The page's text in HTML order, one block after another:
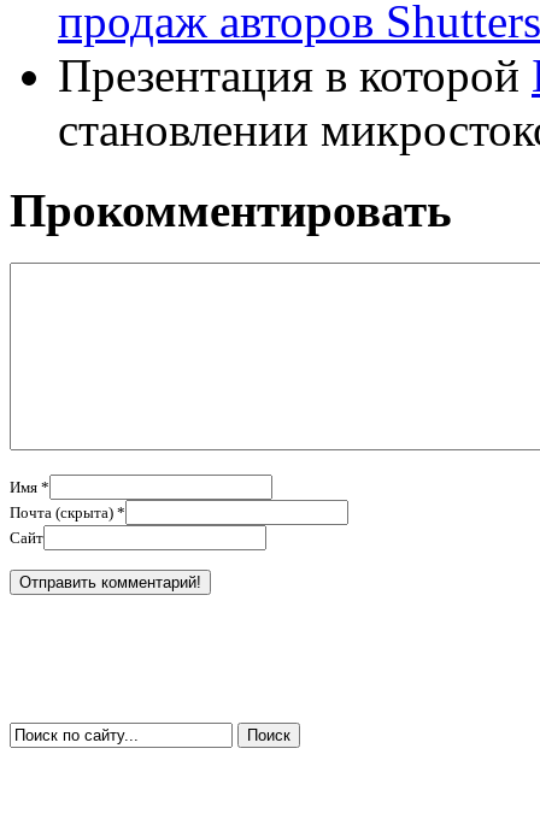
продаж авторов
Презентация в которой
становлении
Прокомментировать
Имя *
Почта (скрыта) *
Сайт